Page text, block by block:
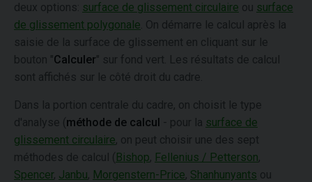
deux options: surface de glissement circulaire ou surface
de glissement polygonale . On démarre le calcul après la
saisie de la surface de glissement en cliquant sur le
bouton "Calculer" sur fond vert. Les résultats de calcul
sont affichés sur le côté droit du cadre.
Dans la portion centrale du cadre, on choisit le type
d'analyse ( méthode de calcul - pour la surface de
glissement circulaire, on peut choisir une des sept
méthodes de calcul ( Bishop, Fellenius / Petterson,
Spencer, Janbu, Morgenstern-Price, Shanhunyants ou